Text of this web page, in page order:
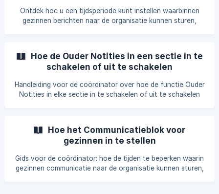
Ontdek hoe u een tijdsperiode kunt instellen waarbinnen
gezinnen berichten naar de organisatie kunnen sturen,
Hoe de Ouder Notities in een sectie in te
schakelen of uit te schakelen
Handleiding voor de coördinator over hoe de functie Ouder
Notities in elke sectie in te schakelen of uit te schakelen
Hoe het Communicatieblok voor
gezinnen in te stellen
Gids voor de coördinator: hoe de tijden te beperken waarin
gezinnen communicatie naar de organisatie kunnen sturen,